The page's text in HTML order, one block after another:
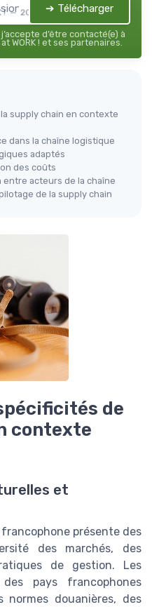
! — 2026 ➔ Télécharger
d’être contacté(e) à
WORK ! et ses partenaires.
supply chain en contexte
dans la chaîne logistique
adaptés
des coûts
acteurs de la chaîne
de la supply chain
de
contexte
et
présente des
des marchés, des
de gestion. Les
pays francophones
normes douanières, des